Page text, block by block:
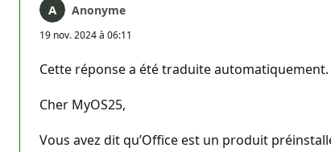
Anonyme
19 nov. 2024 à 06:11
Cette réponse a été traduite
Cher MyOS25,
Vous avez dit qu’Office est un produit